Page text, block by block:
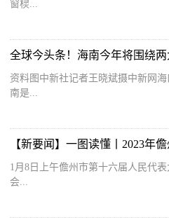
窗棂...
全球今头条！海南今年将围绕
资料图中新社记者王晓斌摄中新网
南是...
【新要闻】一图读懂丨2023年
1月8日上午儋州市第十六届人民代
会...